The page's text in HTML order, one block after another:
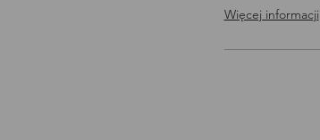
Więcej informacji